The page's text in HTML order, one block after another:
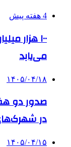
4 هفته پیش
۱۰۰ هزار
می‌یابد
۱۴۰۵/۰۴/۱۸
صدور دو
در
۱۴۰۵/۰۴/۱۵